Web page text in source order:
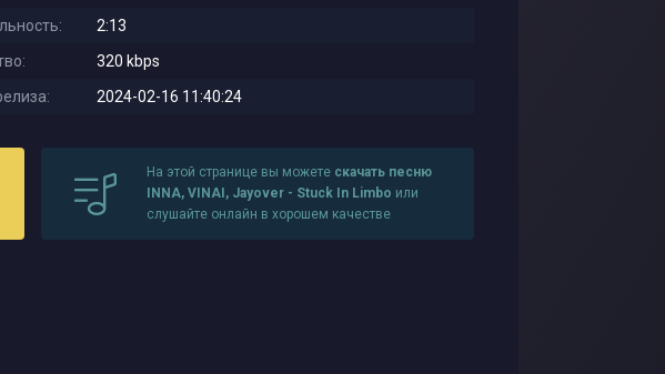
2:13
320 kbps
2024-02-16 11:40:24
На этой странице вы можете скачать песню
INNA, VINAI, Jayover - Stuck In Limbo или
слушайте онлайн в хорошем качестве